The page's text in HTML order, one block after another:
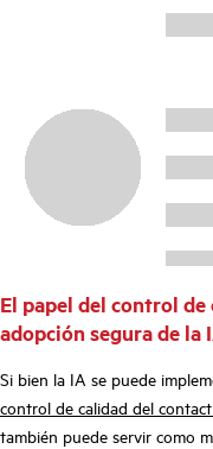
El papel del control
adopción segura de la
Si bien la IA se puede
control de calidad del
también puede servir como